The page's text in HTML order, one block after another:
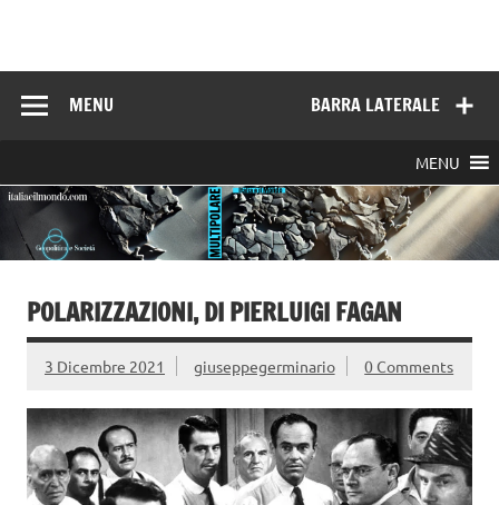
BARRA LATERALE
MENU
MENU
POLARIZZAZIONI, DI PIERLUIGI FAGAN
3 Dicembre 2021 giuseppegerminario 0 Comments